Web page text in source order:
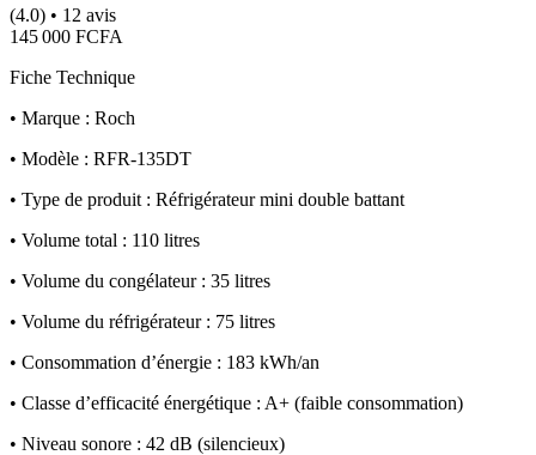
(4.0) • 12 avis
145 000 FCFA
Fiche Technique
• Marque : Roch
• Modèle : RFR-135DT
• Type de produit : Réfrigérateur mini double battant
• Volume total : 110 litres
• Volume du congélateur : 35 litres
• Volume du réfrigérateur : 75 litres
• Consommation d’énergie : 183 kWh/an
• Classe d’efficacité énergétique : A+ (faible consommation)
• Niveau sonore : 42 dB (silencieux)